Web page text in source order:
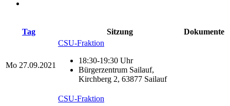
Tag Sitzung Dokumente
Mo 27.09.2021
CSU-Fraktion
18:30-19:30 Uhr
Bürgerzentrum Sailauf,
Kirchberg 2, 63877 Sailauf
CSU-Fraktion